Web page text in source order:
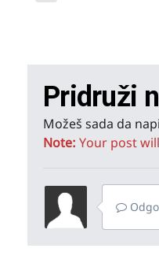
Pridruži
Možeš sada da
Note: Your post